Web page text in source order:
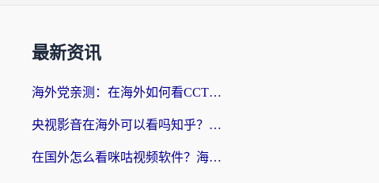
最新资讯
海外党亲测：在海外如何看CCTV？告别“仅限大陆播放”的实用指南
央视影音在海外可以看吗知乎？留学生亲测：3步解决地域限制+追剧自由
在国外怎么看咪咕视频软件？海外党亲测有效的回国加速方案